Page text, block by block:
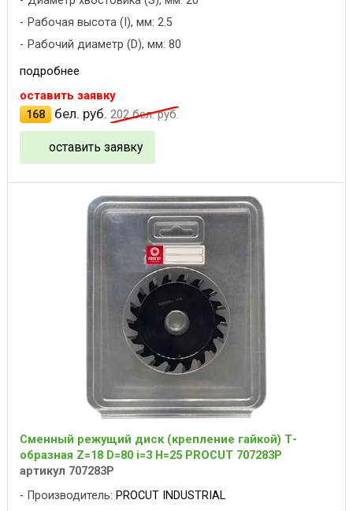
Рабочая высота (I), мм: 2.5
Рабочий диаметр (D), мм: 80
подробнее
оставить заявку
168
бел. руб. 202бел. руб.
оставить заявку
Сменный режущий диск (крепление гайкой) Т-
образная Z=18 D=80 i=3 H=25 PROCUT 707283P
артикул 707283P
Производитель: PROCUT INDUSTRIAL